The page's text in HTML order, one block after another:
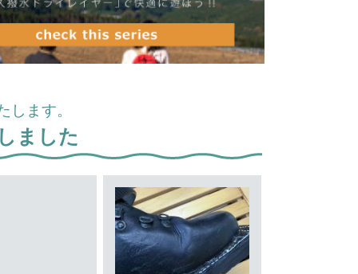
します。
ました